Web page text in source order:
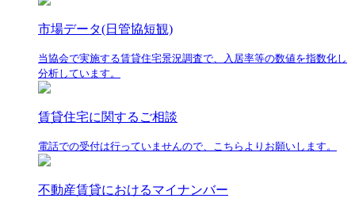
市場データ(日管協短観)
当協会で実施する賃貸住宅景況調査で、入居率等の数値を指数化し
分析しています。
賃貸住宅に関するご相談
電話での受付は行っていませんので、こちらよりお願いします。
不動産賃貸におけるマイナンバー